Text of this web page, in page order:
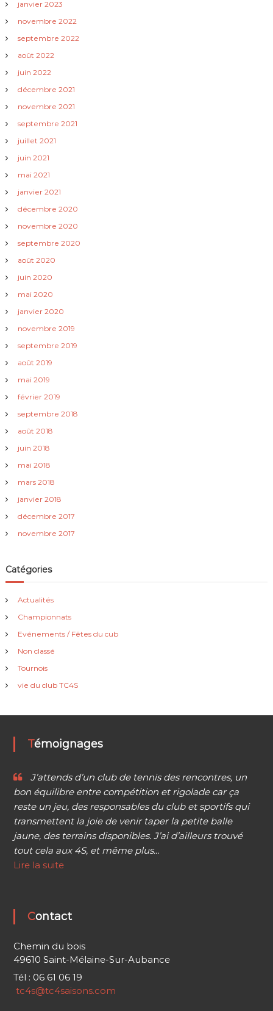
d
e
l
’
a
r
t
i
c
l
e
janvier 2023
novembre 2022
septembre 2022
août 2022
juin 2022
décembre 2021
novembre 2021
septembre 2021
juillet 2021
juin 2021
mai 2021
janvier 2021
décembre 2020
novembre 2020
septembre 2020
août 2020
juin 2020
mai 2020
janvier 2020
novembre 2019
septembre 2019
août 2019
mai 2019
février 2019
septembre 2018
août 2018
juin 2018
mai 2018
mars 2018
janvier 2018
décembre 2017
novembre 2017
Catégories
Actualités
Championnats
Evénements / Fêtes du cub
Non classé
Tournois
vie du club TC4S
Témoignages
J’attends d’un club de tennis des rencontres, un
bon équilibre entre compétition et rigolade car ça
reste un jeu, des responsables du club et sportifs qui
transmettent la joie de venir taper la petite balle
jaune, des terrains disponibles. J’ai d’ailleurs trouvé
tout cela aux 4S, et même plus...
Lire la suite
Contact
Chemin du bois
49610 Saint-Mélaine-Sur-Aubance
Tél : 06 61 06 19
tc4s@tc4saisons.com